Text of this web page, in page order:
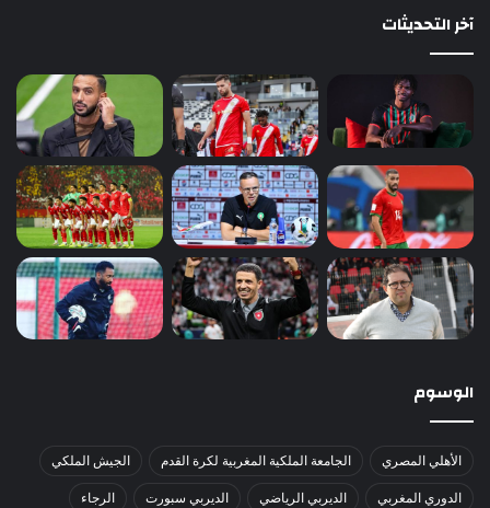
آخر التحديثات
الوسوم
الأهلي المصري الجامعة الملكية المغربية لكرة القدم الجيش الملكي
الدوري المغربي الديربي الرياضي الديربي سبورت الرجاء